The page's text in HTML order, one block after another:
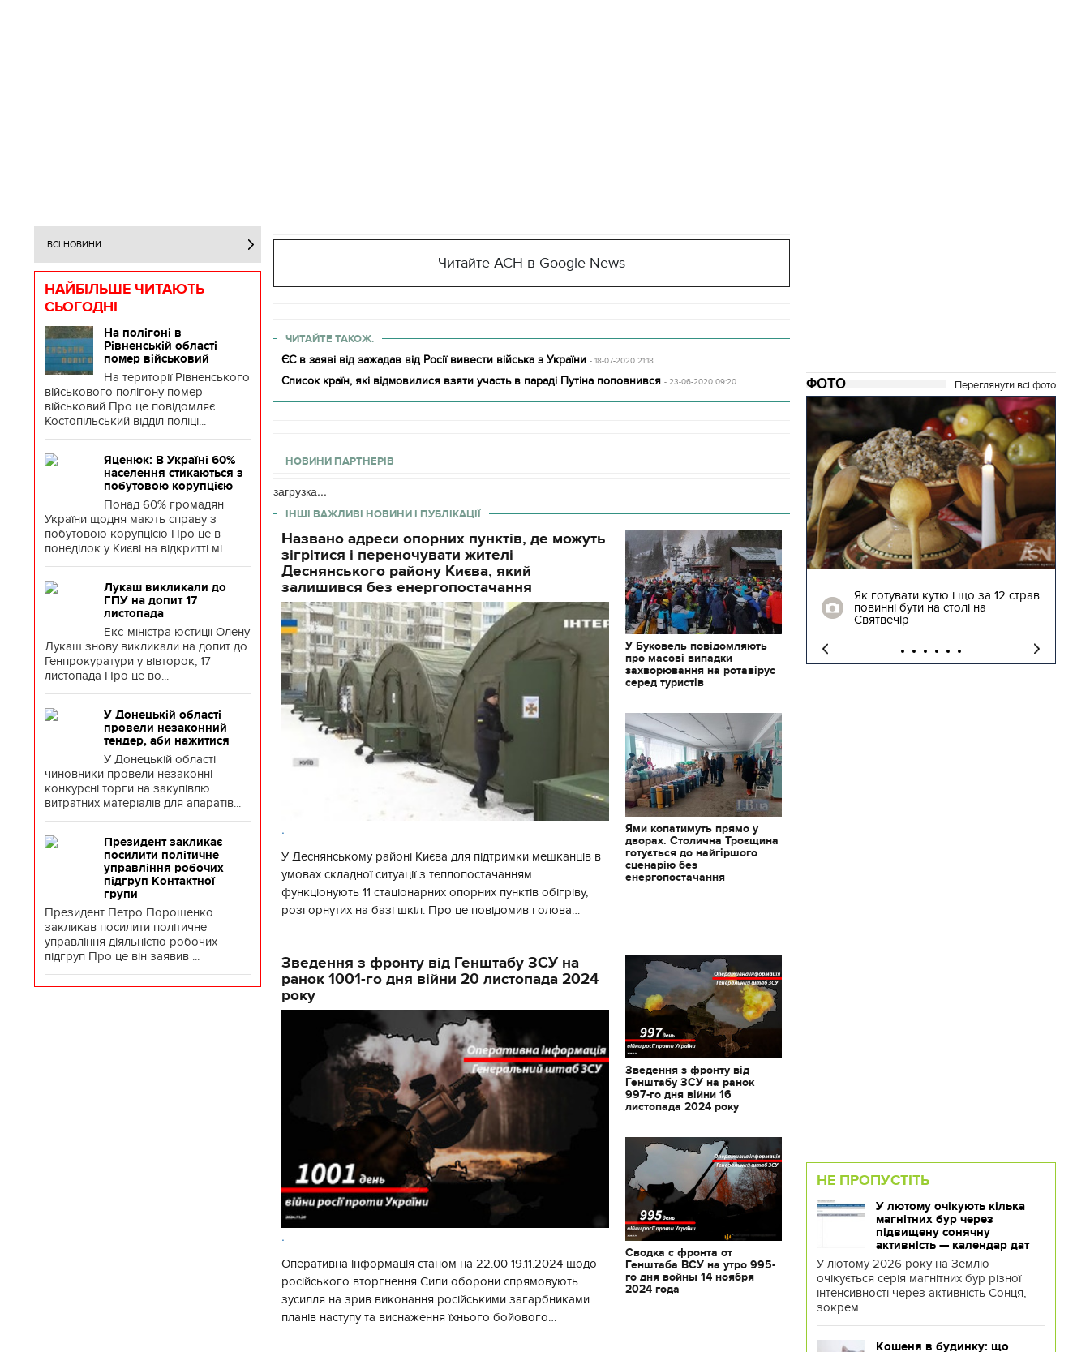
ВСІ НОВИНИ...
НАЙБІЛЬШЕ ЧИТАЮТЬ
СЬОГОДНІ
На полігоні в
Рівненській області
помер військовий
На території Рівненського
військового полігону помер
військовий Про це повідомляє
Костопільський відділ поліці...
Яценюк: В Україні 60%
населення стикаються з
побутовою корупцією
Понад 60% громадян
України щодня мають справу з
побутовою корупцією Про це в
понеділок у Києві на відкритті мі...
Лукаш викликали до
ГПУ на допит 17
листопада
Екс-міністра юстиції Олену
Лукаш знову викликали на допит до
Генпрокуратури у вівторок, 17
листопада Про це во...
У Донецькій області
провели незаконний
тендер, аби нажитися
У Донецькій області
чиновники провели незаконні
конкурсні торги на закупівлю
витратних матеріалів для апаратів...
Президент закликає
посилити політичне
управління робочих
підгруп Контактної
групи
Президент Петро Порошенко
закликав посилити політичне
управління діяльністю робочих
підгруп Про це він заявив ...
Читайте АСН в Google News
ЧИТАЙТЕ ТАКОЖ.
ЄС в заяві від зажадав від Росії вивести війська з України - 18-07-2020 21:18
Список країн, які відмовилися взяти участь в параді Путіна поповнився - 23-06-2020 09:20
НОВИНИ ПАРТНЕРІВ
загрузка...
ІНШІ ВАЖЛИВІ НОВИНИ І ПУБЛІКАЦІЇ
Названо адреси опорних пунктів, де можуть
зігрітися і переночувати жителі
Деснянського району Києва, який
залишився без енергопостачання
.
У Деснянському районі Києва для підтримки мешканців в
умовах складної ситуації з теплопостачанням
функціонують 11 стаціонарних опорних пунктів обігріву,
розгорнутих на базі шкіл. Про це повідомив голова
У Буковель повідомляють
про масові випадки
захворювання на ротавірус
серед туристів
Ями копатимуть прямо у
дворах. Столична Троєщина
готується до найгіршого
сценарію без
енергопостачання
Зведення з фронту від Генштабу ЗСУ на
ранок 1001-го дня війни 20 листопада 2024
року
.
Оперативна інформація станом на 22.00 19.11.2024 щодо
російського вторгнення Сили оборони спрямовують
зусилля на зрив виконання російськими загарбниками
планів наступу та виснаження їхнього бойового
Зведення з фронту від
Генштабу ЗСУ на ранок
997-го дня війни 16
листопада 2024 року
Сводка с фронта от
Генштаба ВСУ на утро 995-
го дня войны 14 ноября
2024 года
ФОТО Переглянути всі фото
11.10.2017 | 16:22
Часи Русі: як виглядають
декорації до фільму "Сторожова
застава"
Як готувати кутю і що за 12 страв
повинні бути на столі на
Святвечір
НЕ ПРОПУСТІТЬ
У лютому очікують кілька
магнітних бур через
підвищену сонячну
активність — календар дат
У лютому 2026 року на Землю
очікується серія магнітних бур різної
інтенсивності через активність Сонця,
зокрем....
Кошеня в будинку: що